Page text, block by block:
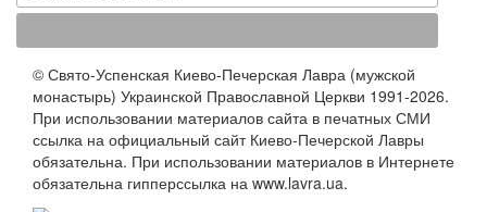
© Свято-Успенская Киево-Печерская Лавра (мужской
монастырь) Украинской Православной Церкви 1991-2026.
При использовании материалов сайта в печатных СМИ
ссылка на официальный сайт Киево-Печерской Лавры
обязательна. При использовании материалов в Интернете
обязательна гипперссылка на www.lavra.ua.